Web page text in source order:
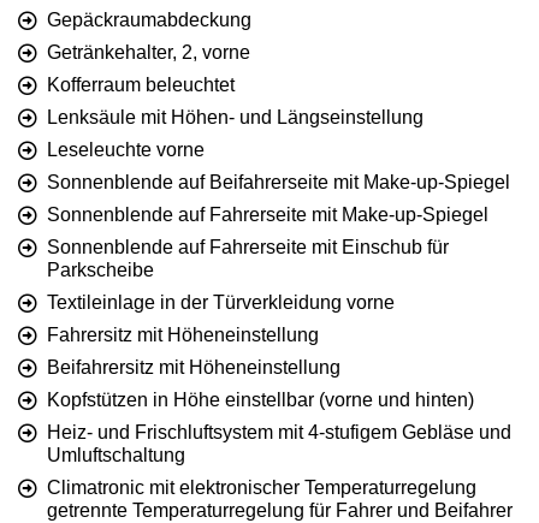
Gepäckraumabdeckung
Getränkehalter, 2, vorne
Kofferraum beleuchtet
Lenksäule mit Höhen- und Längseinstellung
Leseleuchte vorne
Sonnenblende auf Beifahrerseite mit Make-up-Spiegel
Sonnenblende auf Fahrerseite mit Make-up-Spiegel
Sonnenblende auf Fahrerseite mit Einschub für
Parkscheibe
Textileinlage in der Türverkleidung vorne
Fahrersitz mit Höheneinstellung
Beifahrersitz mit Höheneinstellung
Kopfstützen in Höhe einstellbar (vorne und hinten)
Heiz- und Frischluftsystem mit 4-stufigem Gebläse und
Umluftschaltung
Climatronic mit elektronischer Temperaturregelung
getrennte Temperaturregelung für Fahrer und Beifahrer